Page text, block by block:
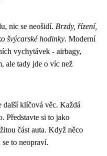
nic se neošidí. Brzdy, řízení,
švýcarské hodinky. Moderní
vychytávek - airbagy,
ale tady jde o víc než
další klíčová věc. Každá
Představte si to jako
část auta. Když něco
to neopraví.